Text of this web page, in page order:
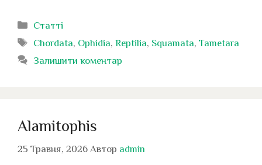
Категорії
Статті
Позначки
Chordata, Ophidia,Reptilia, Squamata,Tametara
Залишити коментар
Alamitophis
25 Травня, 2026 Автор admin